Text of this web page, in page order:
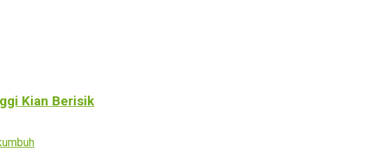
Kian Berisik